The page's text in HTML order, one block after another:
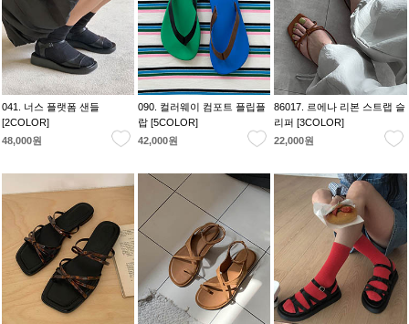
041. 너스 플랫폼 샌들
[2COLOR]
48,000원
090. 컬러웨이 컴포트 플립플
랍 [5COLOR]
42,000원
86017. 르에나 리본 스트랩 슬
리퍼 [3COLOR]
22,000원